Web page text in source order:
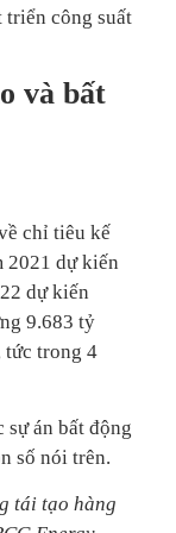
công suất
và bất
chỉ tiêu kế
2021 dự kiến
dự kiến
9.683 tỷ
tức trong 4
sự án bất động
số nói trên.
tái tạo hàng